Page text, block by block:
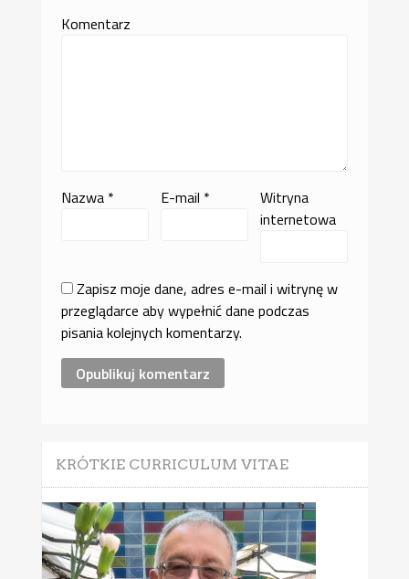
Komentarz
Nazwa * E-mail *
Witryna
internetowa
Zapisz moje dane, adres e-mail i witrynę w
przeglądarce aby wypełnić dane podczas
pisania kolejnych komentarzy.
KRÓTKIE CURRICULUM VITAE